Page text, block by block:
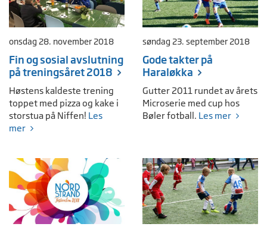
onsdag 28. november 2018
Fin og sosial avslutning
på treningsåret 2018
Høstens kaldeste trening
toppet med pizza og kake i
storstua på Niffen! Les
mer
søndag 23. september 2018
Gode takter på
Haraløkka
Gutter 2011 rundet av årets
Microserie med cup hos
Bøler fotball. Les mer